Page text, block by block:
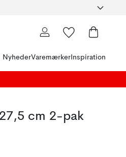
NyhederVaremærker Inspiration
cm 2-pak